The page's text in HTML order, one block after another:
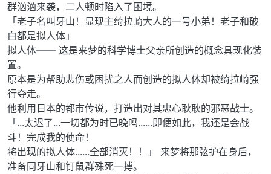
群汹汹来袭，二人顿时陷入了困境。
「老子名叫牙山！显现主绮拉崎大人的一号小弟！老子和破
白都是拟人体」
拟人体—— 这是来梦的科学博士父亲所创造的概念具现化装
置。
原本是为帮助悲伤或困扰之人而创造的拟人体却被绮拉崎强
行夺走。
他利用日本的都市传说，打造出对其忠心耿耿的邪恶战士。
「...太迟了...一切都为时已晚吗......即便如此，我还是会战
斗！完成我的使命！
将出现的拟人体......全部消灭！！」 来梦将那弦护在身后，
准备同牙山和钉鼠群殊死一搏。